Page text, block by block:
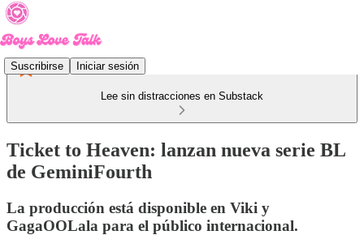
Suscribirse Iniciar sesión
Lee sin distracciones en Substack
Ticket to Heaven: lanzan nueva serie BL
de GeminiFourth
La producción está disponible en Viki y
GagaOOLala para el público internacional.